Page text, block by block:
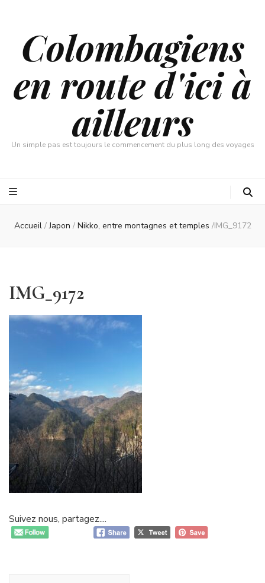
Colombagiens
en route d'ici à
ailleurs
Un simple pas est toujours le commencement du plus long des voyages
Accueil / Japon / Nikko, entre montagnes et temples /IMG_9172
IMG_9172
Suivez nous, partagez....